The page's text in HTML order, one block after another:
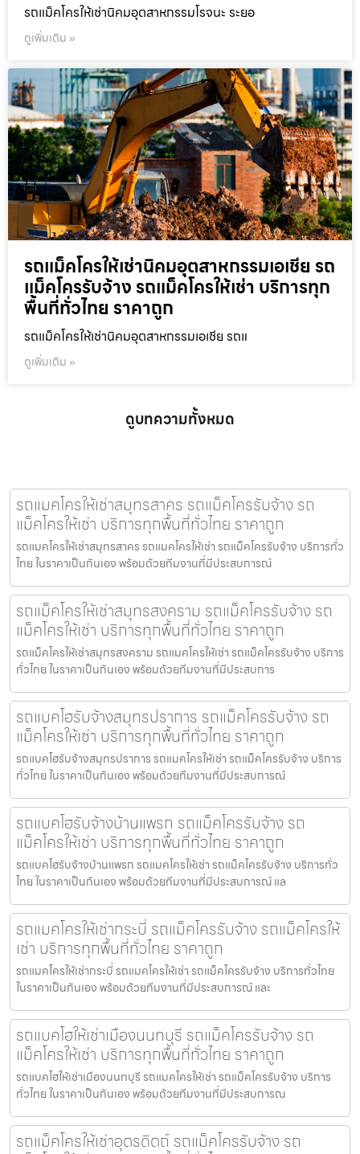
รถแม็คโครให้เช่านิคมอุตสาหกรรมโรจนะ ระยอ
ดูเพิ่มเติม »
รถแม็คโครให้เช่านิคมอุตสาหกรรมเอเชีย รถ
แม็คโครรับจ้าง รถแม็คโครให้เช่า บริการทุก
พื้นที่ทั่วไทย ราคาถูก
รถแม็คโครให้เช่านิคมอุตสาหกรรมเอเชีย รถแ
ดูเพิ่มเติม »
ดูบทความทั้งหมด
รถแมคโครให้เช่าสมุทรสาคร รถแม็คโครรับจ้าง รถ
แม็คโครให้เช่า บริการทุกพื้นที่ทั่วไทย ราคาถูก
รถแมคโครให้เช่าสมุทรสาคร รถแมคโครให้เช่า รถแม็คโครรับจ้าง บริการทั่ว
ไทย ในราคาเป็นกันเอง พร้อมด้วยทีมงานที่มีประสบการณ์
รถแม็คโครให้เช่าสมุทรสงคราม รถแม็คโครรับจ้าง รถ
แม็คโครให้เช่า บริการทุกพื้นที่ทั่วไทย ราคาถูก
รถแม็คโครให้เช่าสมุทรสงคราม รถแมคโครให้เช่า รถแม็คโครรับจ้าง บริการ
ทั่วไทย ในราคาเป็นกันเอง พร้อมด้วยทีมงานที่มีประสบการ
รถแบคโฮรับจ้างสมุทรปราการ รถแม็คโครรับจ้าง รถ
แม็คโครให้เช่า บริการทุกพื้นที่ทั่วไทย ราคาถูก
รถแบคโฮรับจ้างสมุทรปราการ รถแมคโครให้เช่า รถแม็คโครรับจ้าง บริการ
ทั่วไทย ในราคาเป็นกันเอง พร้อมด้วยทีมงานที่มีประสบการณ์
รถแบคโฮรับจ้างบ้านแพรก รถแม็คโครรับจ้าง รถ
แม็คโครให้เช่า บริการทุกพื้นที่ทั่วไทย ราคาถูก
รถแบคโฮรับจ้างบ้านแพรก รถแมคโครให้เช่า รถแม็คโครรับจ้าง บริการทั่ว
ไทย ในราคาเป็นกันเอง พร้อมด้วยทีมงานที่มีประสบการณ์ แล
รถแมคโครให้เช่ากระบี่ รถแม็คโครรับจ้าง รถแม็คโครให้
เช่า บริการทุกพื้นที่ทั่วไทย ราคาถูก
รถแมคโครให้เช่ากระบี่ รถแมคโครให้เช่า รถแม็คโครรับจ้าง บริการทั่วไทย
ในราคาเป็นกันเอง พร้อมด้วยทีมงานที่มีประสบการณ์ และ
รถแบคโฮให้เช่าเมืองนนทบุรี รถแม็คโครรับจ้าง รถ
แม็คโครให้เช่า บริการทุกพื้นที่ทั่วไทย ราคาถูก
รถแบคโฮให้เช่าเมืองนนทบุรี รถแมคโครให้เช่า รถแม็คโครรับจ้าง บริการ
ทั่วไทย ในราคาเป็นกันเอง พร้อมด้วยทีมงานที่มีประสบการณ
รถแม็คโครให้เช่าอุตรดิตถ์ รถแม็คโครรับจ้าง รถ